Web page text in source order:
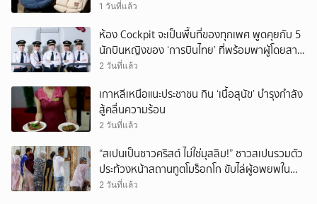
1 วันที่แล้ว
ห้อง Cockpit จะเป็นพื้นที่ของทุกเพศ พูดคุยกับ 5
นักบินหญิงของ ‘การบินไทย’ ที่พร้อมพาผู้โดยสาร
บินไปทั่วโลก
2 วันที่แล้ว
เกาหลีเหนือแนะประชาชน กิน ‘เนื้อสุนัข’ บำรุงกำลัง
สู้คลื่นความร้อน
2 วันที่แล้ว
“สเปนเป็นชาวคริสต์ ไม่ใช่มุสลิม!” ชาวสเปนรวมตัว
ประท้วงหน้าสถานทูตโมร็อกโก ขับไล่ผู้อพยพใน
เมืองเซวตาออกนอกประเทศ
2 วันที่แล้ว